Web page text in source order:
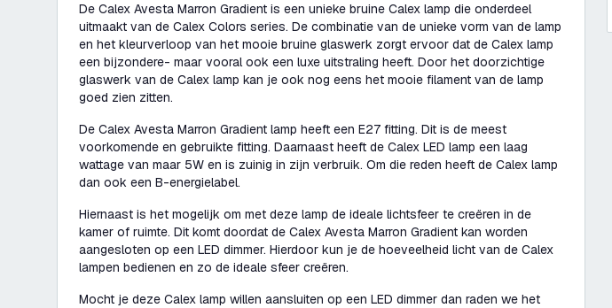
De Calex Avesta Marron Gradient is een unieke bruine Calex lamp die onderdeel
uitmaakt van de Calex Colors series. De combinatie van de unieke vorm van de lamp
en het kleurverloop van het mooie bruine glaswerk zorgt ervoor dat de Calex lamp
een bijzondere- maar vooral ook een luxe uitstraling heeft. Door het doorzichtige
glaswerk van de Calex lamp kan je ook nog eens het mooie filament van de lamp
goed zien zitten.
De Calex Avesta Marron Gradient lamp heeft een E27 fitting. Dit is de meest
voorkomende en gebruikte fitting. Daarnaast heeft de Calex LED lamp een laag
wattage van maar 5W en is zuinig in zijn verbruik. Om die reden heeft de Calex lamp
dan ook een B-energielabel.
Hiernaast is het mogelijk om met deze lamp de ideale lichtsfeer te creëren in de
kamer of ruimte. Dit komt doordat de Calex Avesta Marron Gradient kan worden
aangesloten op een LED dimmer. Hierdoor kun je de hoeveelheid licht van de Calex
lampen bedienen en zo de ideale sfeer creëren.
Mocht je deze Calex lamp willen aansluiten op een LED dimmer dan raden we het